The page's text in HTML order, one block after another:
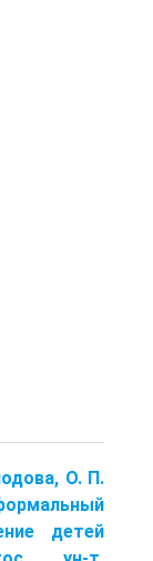
О. П.
детей